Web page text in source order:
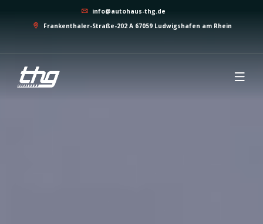
info@autohaus-thg.de
Frankenthaler-Straße-202 A 67059 Ludwigshafen am Rhein